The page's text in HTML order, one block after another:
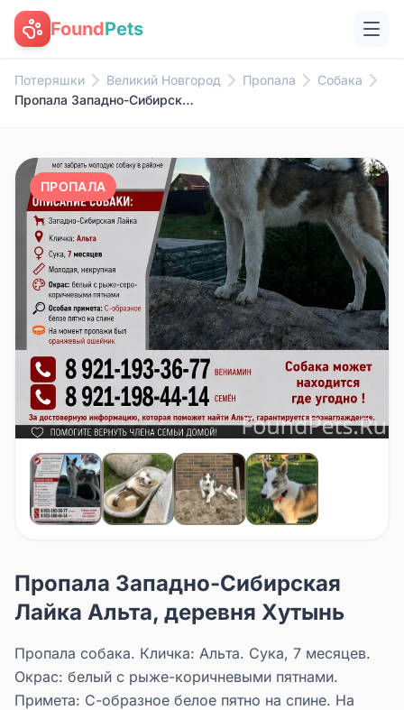
FoundPets
Потеряшки Великий Новгород Пропала
Собака
Пропала Западно-Сибирская Лайка Альта, деревня Хутынь
ПРОПАЛА
Пропала Западно-Сибирская
Лайка Альта, деревня Хутынь
Пропала собака. Кличка: Альта. Сука, 7 месяцев.
Окрас: белый с рыже-коричневыми пятнами.
Примета: С-образное белое пятно на спине. На